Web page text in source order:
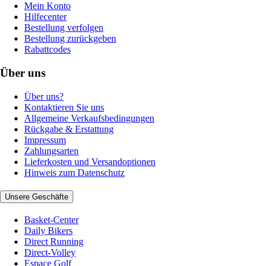
Mein Konto
Hilfecenter
Bestellung verfolgen
Bestellung zurückgeben
Rabattcodes
Über uns
Über uns?
Kontaktieren Sie uns
Allgemeine Verkaufsbedingungen
Rückgabe & Erstattung
Impressum
Zahlungsarten
Lieferkosten und Versandoptionen
Hinweis zum Datenschutz
Unsere Geschäfte
Basket-Center
Daily Bikers
Direct Running
Direct-Volley
Espace Golf